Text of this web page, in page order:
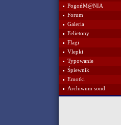
PogońM@NIA
Forum
Galeria
Felietony
Flagi
Vlepki
Typowanie
Śpiewnik
Emotki
Archiwum sond